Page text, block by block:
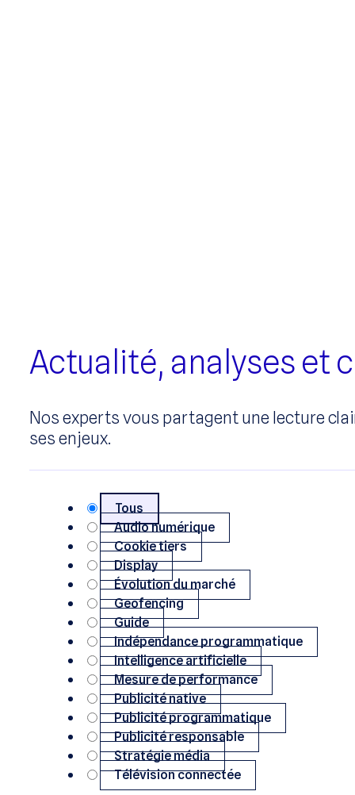
Actualité, analyses et
Nos experts vous partagent une lecture
ses enjeux.
Tous
Audio numérique
Cookie tiers
Display
Évolution du marché
Geofencing
Guide
Indépendance programmatique
Intelligence artificielle